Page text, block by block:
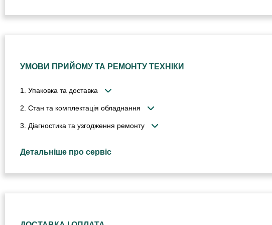
УМОВИ ПРИЙОМУ ТА РЕМОНТУ ТЕХНІКИ
1. Упаковка та доставка
2. Стан та комплектація обладнання
3. Діагностика та узгодження ремонту
Детальніше про сервіс